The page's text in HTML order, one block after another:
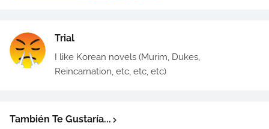
Trial
I like Korean novels (Murim, Dukes,
Reincarnation, etc, etc, etc)
También Te Gustaría...